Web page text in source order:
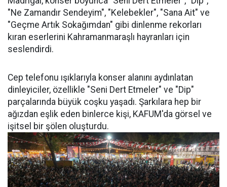
"Ne Zamandır Sendeyim", "Kelebekler", "Sana Ait" ve
"Geçme Artık Sokağımdan" gibi dinlenme rekorları
kıran eserlerini Kahramanmaraşlı hayranları için
seslendirdi.
Cep telefonu ışıklarıyla konser alanını aydınlatan
dinleyiciler, özellikle "Seni Dert Etmeler" ve "Dip"
parçalarında büyük coşku yaşadı. Şarkılara hep bir
ağızdan eşlik eden binlerce kişi, KAFUM'da görsel ve
işitsel bir şölen oluşturdu.